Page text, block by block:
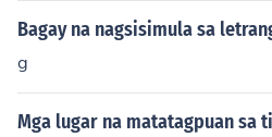
bang rehiyon sa Pilipinas.
Bagay na nagsisimula sa
g
Mga lugar na matatagpuan sa